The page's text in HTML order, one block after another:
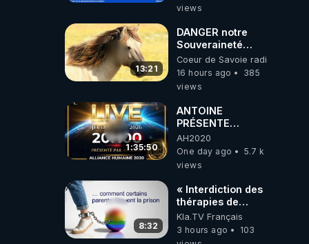
views
13:21
DANGER notre
Souveraineté
Alimentaire est
attaqué...
Coeur de Savoie radioweb TV
16 hours ago
385
views
1:35:50
ANTOINE
PRÉSENTE
AH2020 LE LIVE
20H ***DU
06/08/2026***
AH2020
One day ago
5.7 k
views
8:32
« Interdiction des
thérapies de
conversion »
Kla.TV Français
3 hours ago
103